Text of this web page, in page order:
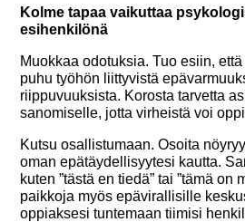
Kolme tapaa vaikuttaa
esihenkilönä
Muokkaa odotuksia. Tuo esiin,
puhu työhön liittyvistä
riippuvuuksista. Korosta tarvetta
sanomiselle, jotta virheistä voi
Kutsu osallistumaan. Osoita
oman epätäydellisyytesi kautta.
kuten ”tästä en tiedä” tai ”tämä on
paikkoja myös epävirallisille
oppiaksesi tuntemaan tiimisi